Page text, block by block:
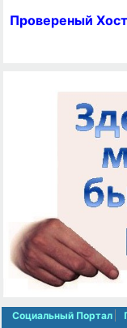
Провереный
Социальный Портал